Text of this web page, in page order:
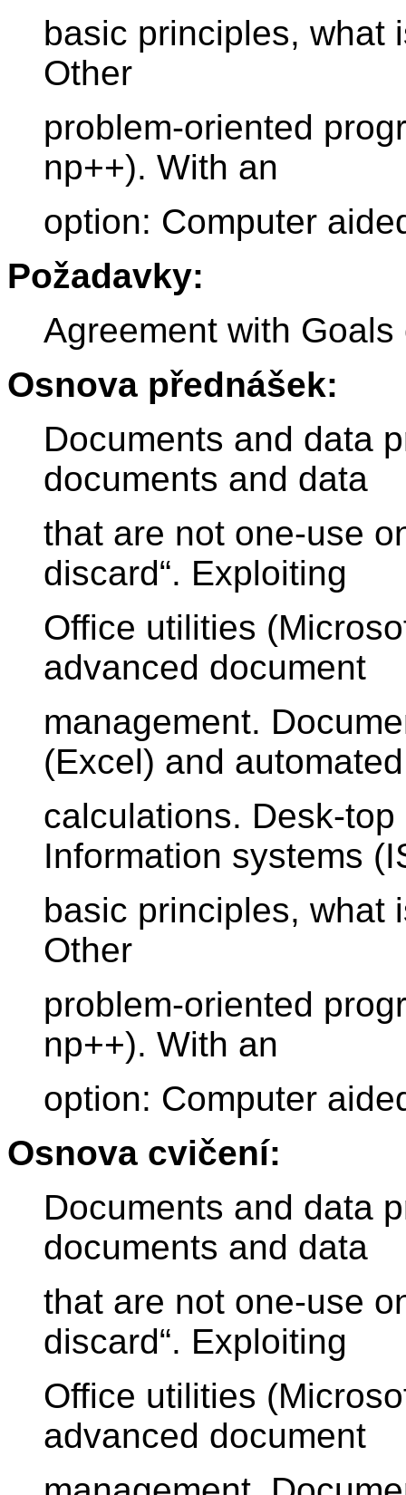
basic principles, what
Other
problem-oriented
np++). With an
option: Computer
Požadavky:
Agreement with Goals
Osnova přednášek:
Documents and data
documents and data
that are not one-use
discard“. Exploiting
Office utilities
advanced document
management.
(Excel) and
calculations. Desk-
Information systems
basic principles, what
Other
problem-oriented
np++). With an
option: Computer
Osnova cvičení:
Documents and data
documents and data
that are not one-use
discard“. Exploiting
Office utilities
advanced document